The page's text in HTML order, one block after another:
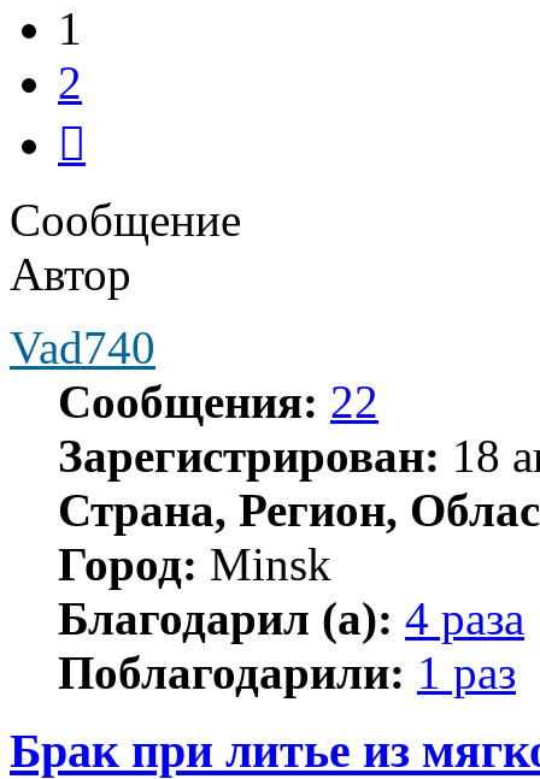
1
2
Сообщение
Автор
Vad740
Сообщения: 22
Зарегистрирован: 18
Страна, Регион,
Город: Minsk
Благодарил (а): 4 раза
Поблагодарили: 1 раз
Брак при литье из